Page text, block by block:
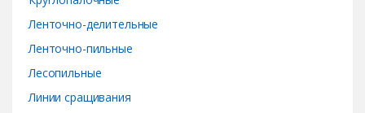
Ленточно-делительные
Ленточно-пильные
Лесопильные
Линии сращивания